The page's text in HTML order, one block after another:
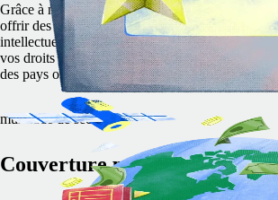
Grâce à notre expertise locale et internationale,
offrir des services complets de protection des
intellectuelle, et ce partout dans le monde.
vos droits de propriété intellectuelle en
des pays où travaillent vos employés.
multitude de secteurs
Couverture pour chaque